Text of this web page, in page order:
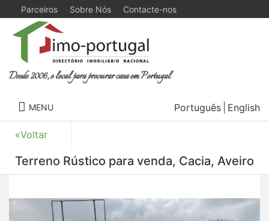
Parceiros Sobre Nós Contacte-nos
Desde 2006, o local para procurar casa em Portugal
MENU Português English
«Voltar
Terreno Rústico para venda, Cacia, Aveiro